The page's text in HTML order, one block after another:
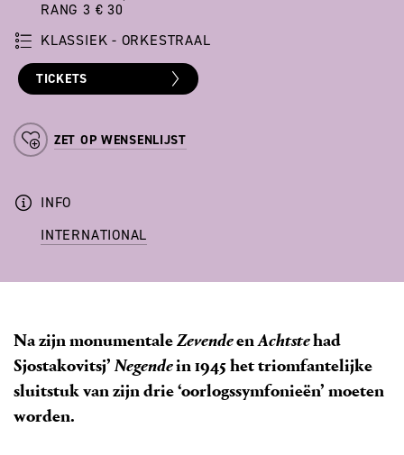
Na zijn monumentaleZevendeenAchtstehad
Sjostakovitsj’Negendein 1945 het triomfantelijke
sluitstuk van zijn drie ‘oorlogssymfonieën’ moeten
worden.
RANG 3 € 30
KLASSIEK - ORKESTRAAL
TICKETS
ZET OP WENSENLIJST
INFO
INTERNATIONAL